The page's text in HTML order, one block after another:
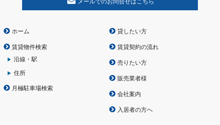
メールでのお問合せはこちら
ホーム
賃貸物件検索
沿線・駅
住所
月極駐車場検索
貸したい方
賃貸契約の流れ
売りたい方
販売業者様
会社案内
入居者の方へ